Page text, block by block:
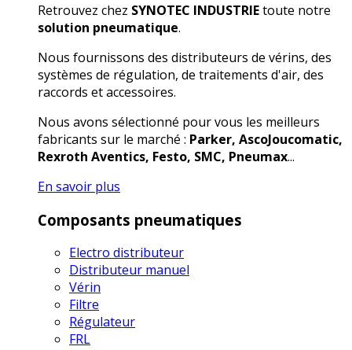
Retrouvez chez SYNOTEC INDUSTRIEtoute notre
solution pneumatique.
Nous fournissons des distributeurs de vérins, des
systèmes de régulation, de traitements d'air, des
raccords et accessoires.
Nous avons sélectionné pour vous les meilleurs
fabricants sur le marché : Parker, AscoJoucomatic,
Rexroth Aventics, Festo, SMC, Pneumax...
En savoir plus
Composants pneumatiques
Electro distributeur
Distributeur manuel
Vérin
Filtre
Régulateur
FRL